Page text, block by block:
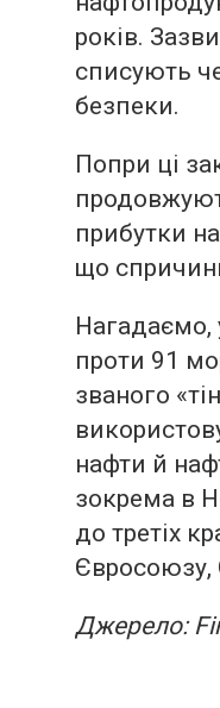
років.
списують
безпеки.
Попри ці
прибутки
що
Нагадаємо,
проти 91
званого
нафти й
зокрема в
до третіх
Євросоюзу,
Джерело: